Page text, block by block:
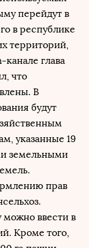
перейдут в
в республике
территорий,
канале глава
что
В
будут
указанные 19
земельными
прав
можно ввести в
Кроме того,